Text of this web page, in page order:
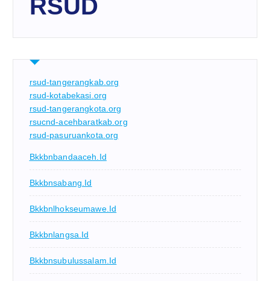
RSUD
rsud-tangerangkab.org
rsud-kotabekasi.org
rsud-tangerangkota.org
rsucnd-acehbaratkab.org
rsud-pasuruankota.org
Bkkbnbandaaceh.id
Bkkbnsabang.id
Bkkbnlhokseumawe.id
Bkkbnlangsa.id
Bkkbnsubulussalam.id